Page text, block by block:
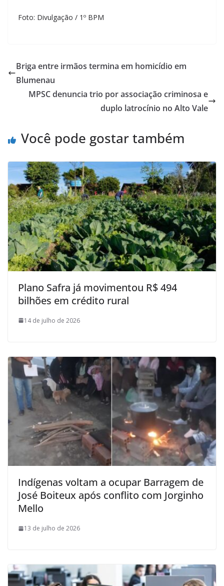
Foto: Divulgação / 1º BPM
Briga entre irmãos termina em homicídio em
Blumenau
MPSC denuncia trio por associação criminosa e
duplo latrocínio no Alto Vale
Você pode gostar também
Plano Safra já movimentou R$ 494
bilhões em crédito rural
14 de julho de 2026
Indígenas voltam a ocupar Barragem de
José Boiteux após conflito com Jorginho
Mello
13 de julho de 2026